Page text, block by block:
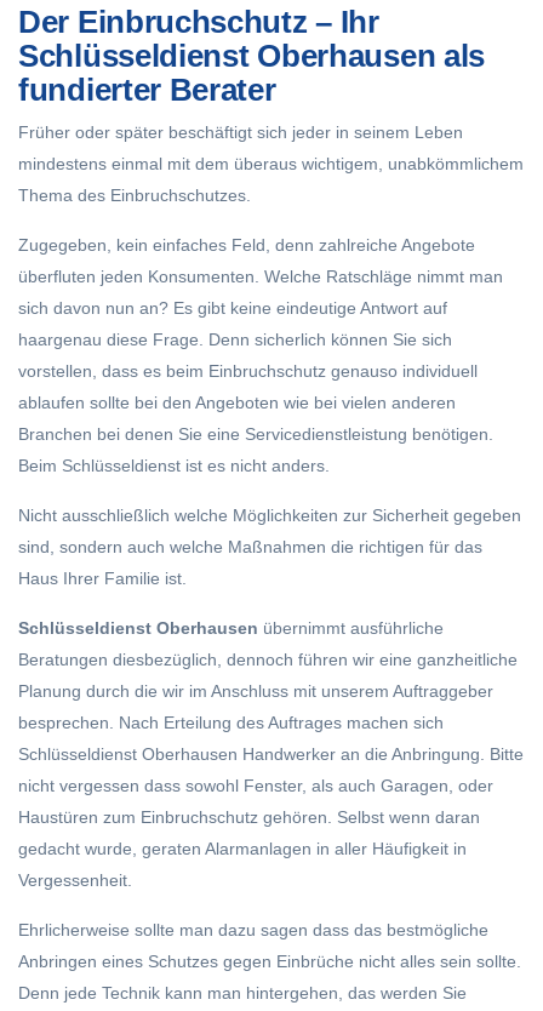
Der Einbruchschutz – Ihr
Schlüsseldienst Oberhausen als
fundierter Berater
Früher oder später beschäftigt sich jeder in seinem Leben
mindestens einmal mit dem überaus wichtigem, unabkömmlichem
Thema des Einbruchschutzes.
Zugegeben, kein einfaches Feld, denn zahlreiche Angebote
überfluten jeden Konsumenten. Welche Ratschläge nimmt man
sich davon nun an? Es gibt keine eindeutige Antwort auf
haargenau diese Frage. Denn sicherlich können Sie sich
vorstellen, dass es beim Einbruchschutz genauso individuell
ablaufen sollte bei den Angeboten wie bei vielen anderen
Branchen bei denen Sie eine Servicedienstleistung benötigen.
Beim Schlüsseldienst ist es nicht anders.
Nicht ausschließlich welche Möglichkeiten zur Sicherheit gegeben
sind, sondern auch welche Maßnahmen die richtigen für das
Haus Ihrer Familie ist.
Schlüsseldienst Oberhausen übernimmt ausführliche
Beratungen diesbezüglich, dennoch führen wir eine ganzheitliche
Planung durch die wir im Anschluss mit unserem Auftraggeber
besprechen. Nach Erteilung des Auftrages machen sich
Schlüsseldienst Oberhausen Handwerker an die Anbringung. Bitte
nicht vergessen dass sowohl Fenster, als auch Garagen, oder
Haustüren zum Einbruchschutz gehören. Selbst wenn daran
gedacht wurde, geraten Alarmanlagen in aller Häufigkeit in
Vergessenheit.
Ehrlicherweise sollte man dazu sagen dass das bestmögliche
Anbringen eines Schutzes gegen Einbrüche nicht alles sein sollte.
Denn jede Technik kann man hintergehen, das werden Sie